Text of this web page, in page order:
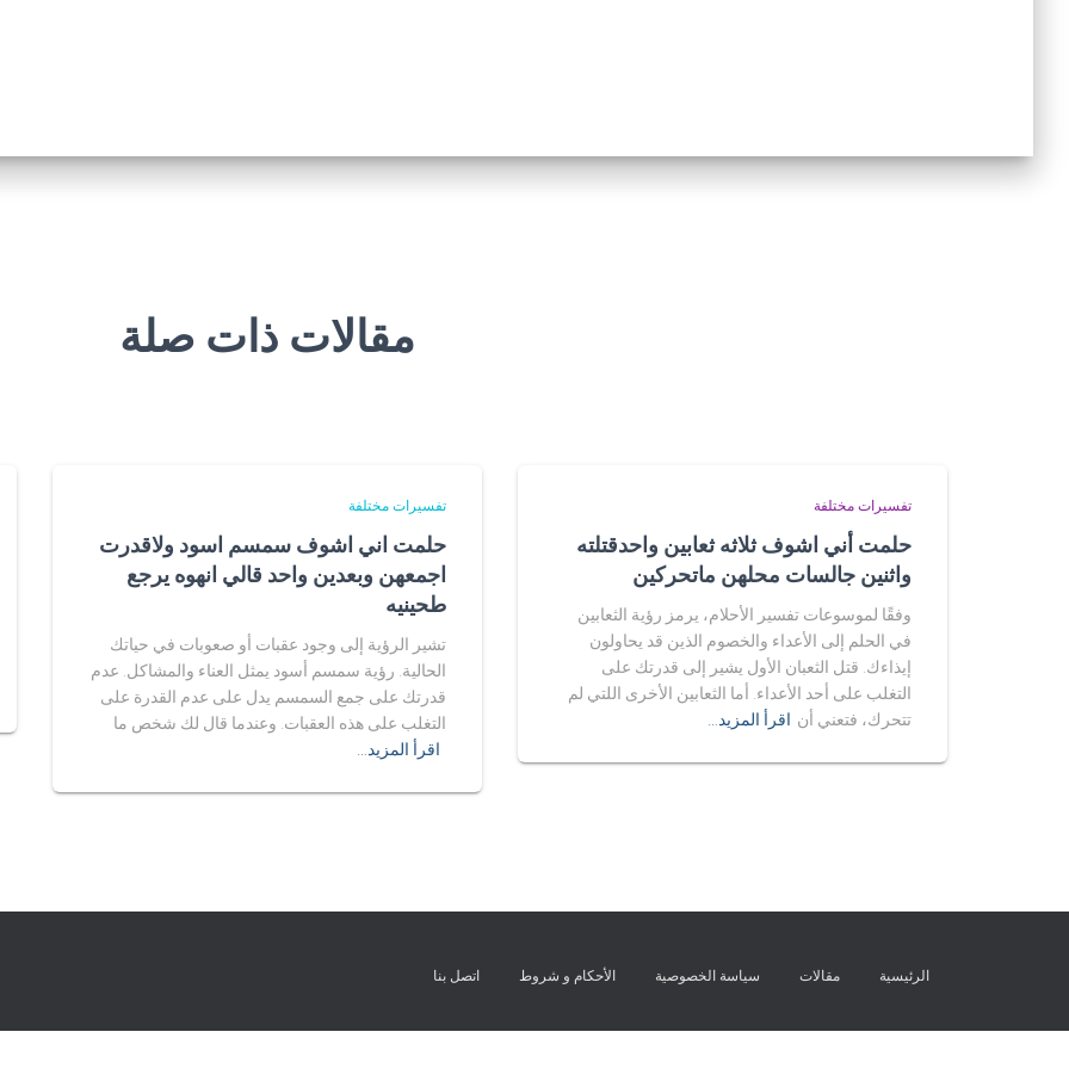
مقالات ذات صلة
تفسيرات مختلفة
حلمت أني اشوف ثلاثه ثعابين واحدقتلته
واثنين جالسات محلهن ماتحركين
وفقًا لموسوعات تفسير الأحلام، يرمز رؤية الثعابين
في الحلم إلى الأعداء والخصوم الذين قد يحاولون
إيذاءك. قتل الثعبان الأول يشير إلى قدرتك على
التغلب على أحد الأعداء. أما الثعابين الأخرى اللتي لم
تتحرك، فتعني أن اقرأ المزيد…
تفسيرات مختلفة
حلمت اني اشوف سمسم اسود ولاقدرت
اجمعهن وبعدين واحد قالي انهوه يرجع
طحينيه
تشير الرؤية إلى وجود عقبات أو صعوبات في حياتك
الحالية. رؤية سمسم أسود يمثل العناء والمشاكل. عدم
قدرتك على جمع السمسم يدل على عدم القدرة على
التغلب على هذه العقبات. وعندما قال لك شخص ما
اقرأ المزيد…
الرئيسية مقالات سياسة الخصوصية الأحكام و شروط اتصل بنا